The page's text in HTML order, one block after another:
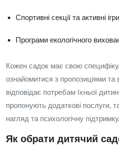
Спортивні секції та активні
Програми екологічного
Кожен садок має свою
ознайомитися з пропозиціями
відповідає потребам їхньої
пропонують додаткові послуги,
нагляд та психологічну підтримку.
Як обрати дитячий